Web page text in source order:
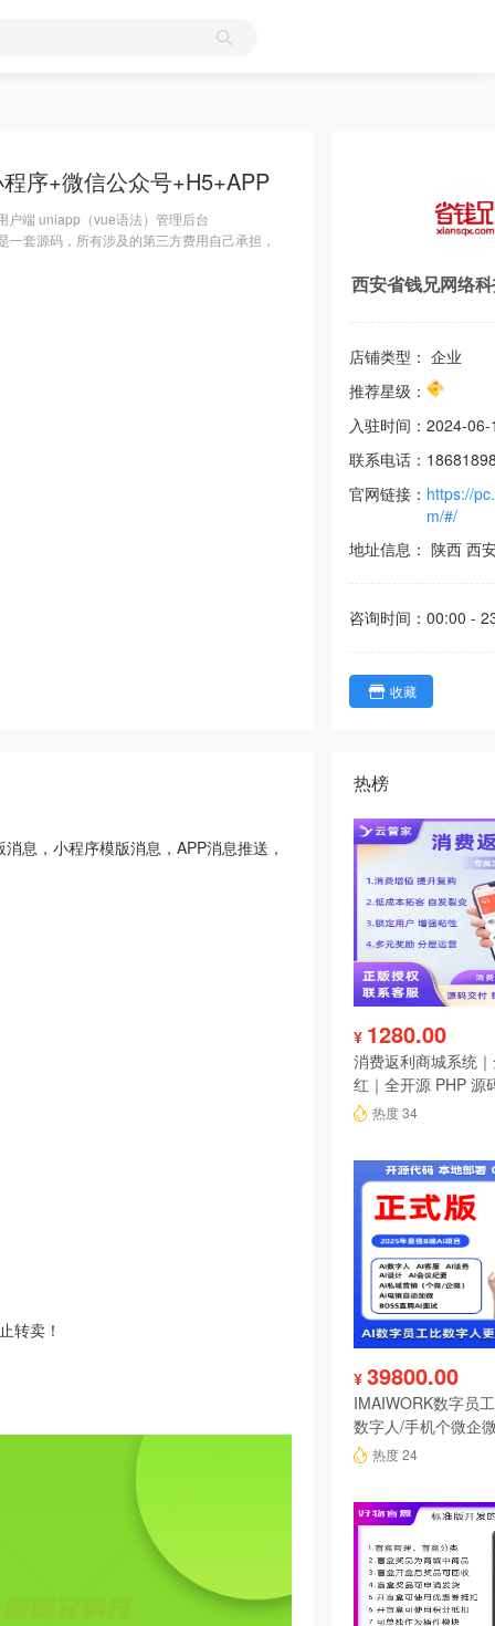
序+微信公众号+H5+APP
户端 uniapp（vue语法）管理后台
套源码，所有涉及的第三方费用自己承担，
西安省钱兄网络
店铺类型： 企业
推荐星级：
入驻时间： 2024-06-
联系电话：
官网链接： https://
m/#/
地址信息： 陕西 西
咨询时间： 00:00 -
收藏
息，小程序模版消息，APP消息推送，
转卖！
热榜
¥ 1280.00
消费返利商城系统
红｜全开源 PHP 源
热度 34
¥ 39800.00
IMAIWORK数字员
数字人/手机个微企
陪练/电销/客服/法
热度 24